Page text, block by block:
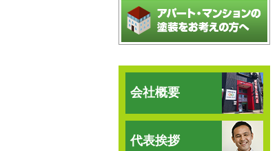
会社概要
代表挨拶